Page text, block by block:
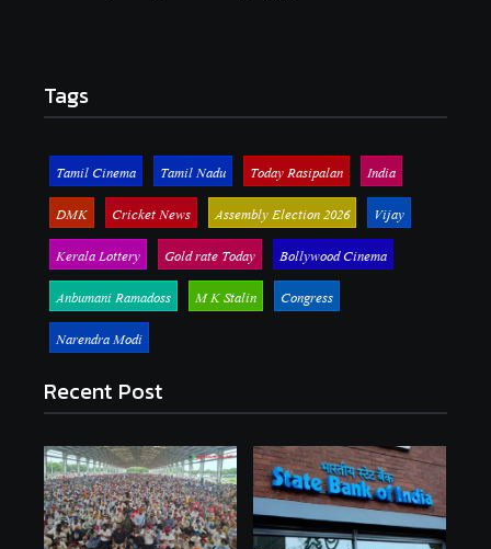
Tags
Tamil Cinema Tamil Nadu Today Rasipalan
India
DMK
Cricket News Assembly Election 2026
Vijay
Kerala Lottery
Gold rate Today
Bollywood Cinema
Anbumani Ramadoss
M K Stalin
Congress
Narendra Modi
Recent Post